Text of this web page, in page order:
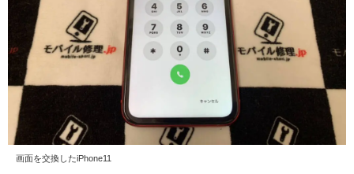
画面を交換したiPhone11